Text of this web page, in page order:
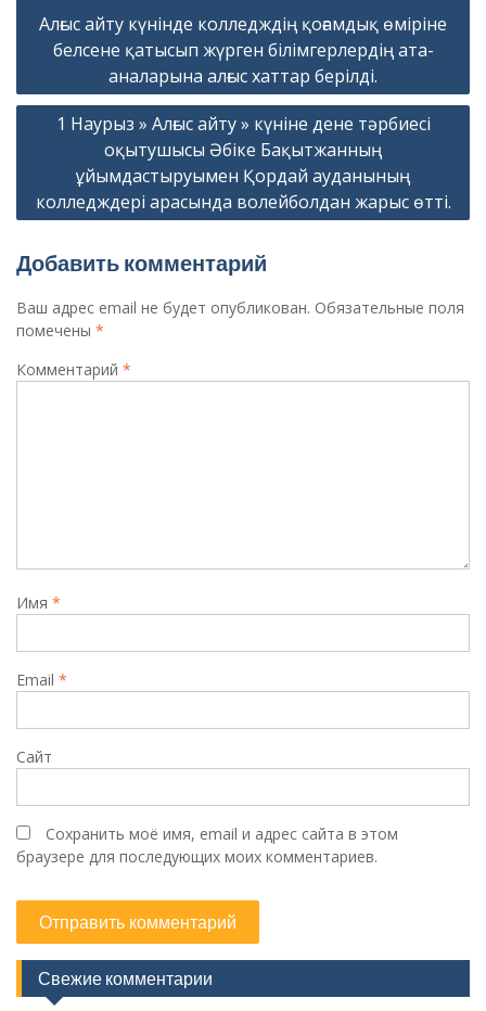
записям
Алғыс айту күнінде колледждің қоғамдық өміріне
белсене қатысып жүрген білімгерлердің ата-
аналарына алғыс хаттар берілді.
1 Наурыз » Алғыс айту » күніне дене тәрбиесі
оқытушысы Әбіке Бақытжанның
ұйымдастыруымен Қордай ауданының
колледждері арасында волейболдан жарыс өтті.
Добавить комментарий
Ваш адрес email не будет опубликован. Обязательные поля
помечены *
Комментарий *
Имя *
Email *
Сайт
Сохранить моё имя, email и адрес сайта в этом
браузере для последующих моих комментариев.
Свежие комментарии